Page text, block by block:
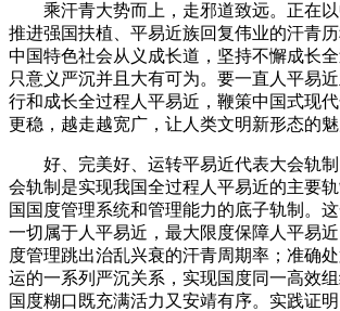
乘汗青大势而上，走邪道致远。正在以
推进强国扶植、平易近族回复伟业的汗青
中国特色社会从义成长道，坚持不懈成长
只意义严沉并且大有可为。要一直人平易
行和成长全过程人平易近，鞭策中国式现
更稳，越走越宽广，让人类文明新形态的魅
好、完美好、运转平易近代表大会轨制
会轨制是实现我国全过程人平易近的主要
国国度管理系统和管理能力的底子轨制。
一切属于人平易近，最大限度保障人平易
度管理跳出治乱兴衰的汗青周期率；准确
运的一系列严沉关系，实现国度同一高效
国度糊口既充满活力又安靖有序。实践证